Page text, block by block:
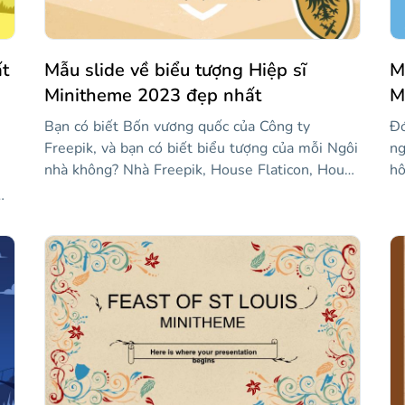
Mẫu slide về biểu tượng Hiệp sĩ
Minitheme 2023 đẹp nhất
Bạn có biết Bốn vương quốc của Công ty
Freepik, và bạn có biết biểu tượng của mỗi Ngôi
nhà không? Nhà Freepik, House Flaticon, House
quan trọng là phải biết biểu tượng của họ, bởi vì
giải đấu thời trung cổ bắt đầu! Ai sẽ nắm quyền
kiểm soát Tứ Quốc? Các hiệp sĩ của House
Slidesgo sẽ chiến đấu bằng cách sử dụng vũ khí
mạnh nhất của họ: các mẫu giống như mẫu mà
chúng tôi đề xuất ở đây. Trận chiến bắt đầu!